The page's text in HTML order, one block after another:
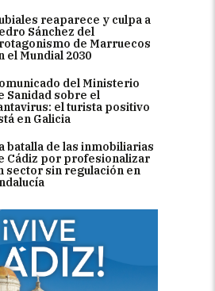
reaparece y culpa a
Sánchez del
de Marruecos
el Mundial 2030
del Ministerio
Sanidad sobre el
el turista positivo
en Galicia
batalla de las inmobiliarias
Cádiz por profesionalizar
sector sin regulación en